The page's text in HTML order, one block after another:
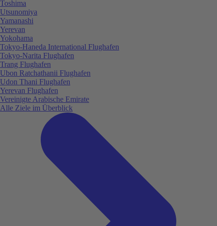
Toshima
Utsunomiya
Yamanashi
Yerevan
Yokohama
Tokyo-Haneda International Flughafen
Tokyo-Narita Flughafen
Trang Flughafen
Ubon Ratchathanii Flughafen
Udon Thani Flughafen
Yerevan Flughafen
Vereinigte Arabische Emirate
Alle Ziele im Überblick